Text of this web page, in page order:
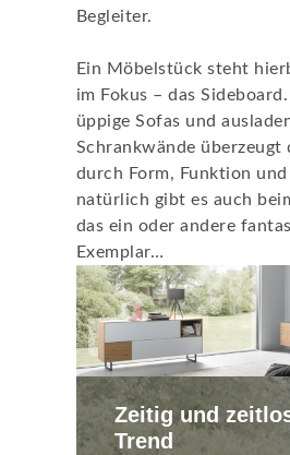
Begleiter.
Ein Möbelstück steht
im Fokus – das
üppige Sofas und
Schrankwände überzeugt
durch Form, Funktion und
natürlich gibt es auch
das ein oder andere
Exemplar…
Zeitig und
Trend